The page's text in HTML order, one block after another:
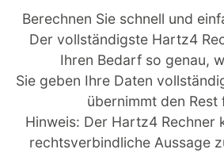
Berechnen Sie schnell und
Der vollständigste Hartz4
Ihren Bedarf so genau,
Sie geben Ihre Daten
übernimmt den Rest
Hinweis: Der Hartz4 Rechner
rechtsverbindliche Aussage